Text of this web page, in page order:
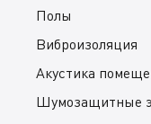
Полы
Виброизоляция
Акустика
Шумозащитные